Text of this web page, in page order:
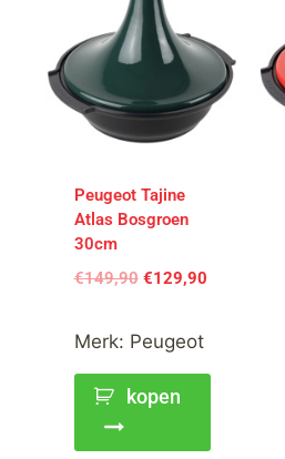
Peugeot Tajine
Atlas Bosgroen
30cm
€149,90 €129,90
Merk: Peugeot
kopen